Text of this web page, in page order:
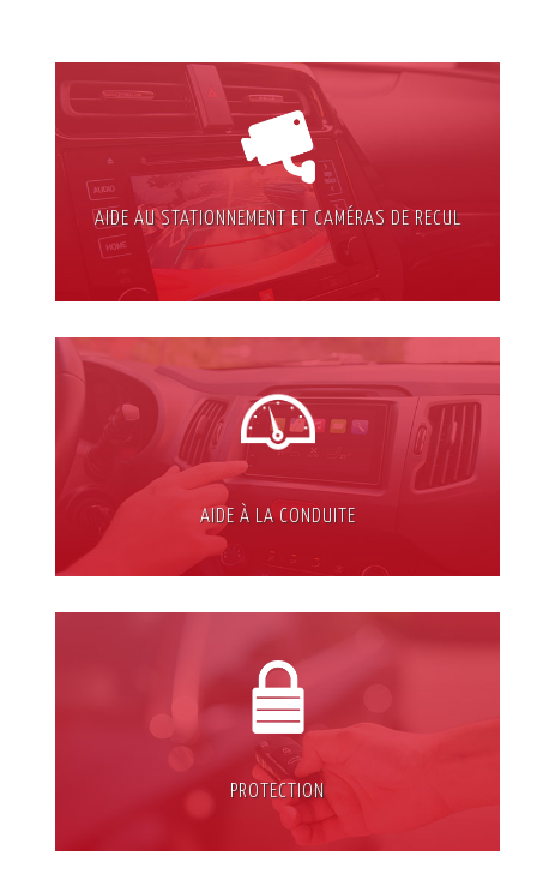
AIDE AU STATIONNEMENT ET CAMÉRAS DE RECUL
AIDE À LA CONDUITE
PROTECTION